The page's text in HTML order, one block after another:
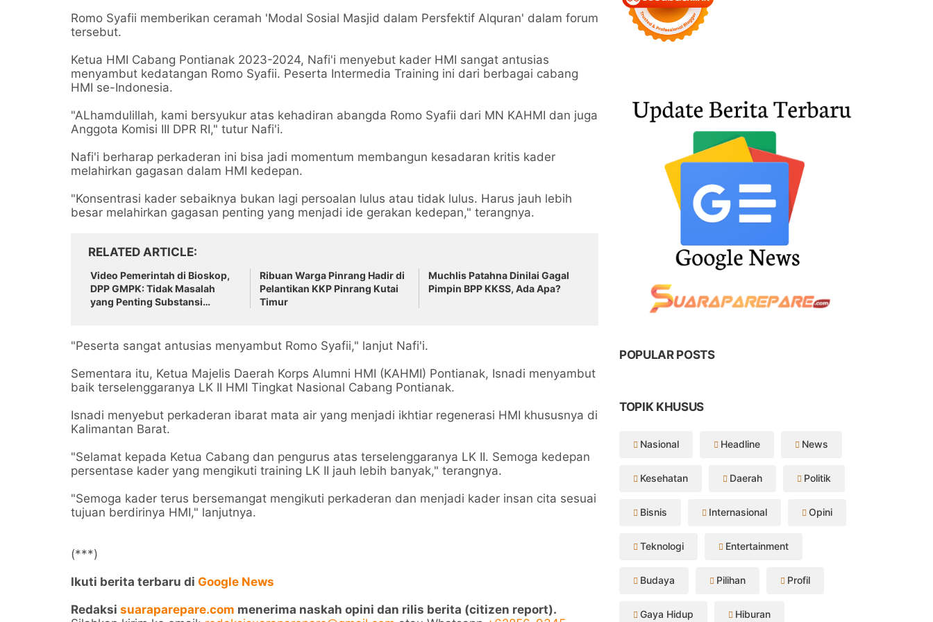
Romo Syafii memberikan ceramah 'Modal Sosial Masjid dalam Persfektif Alquran' dalam forum
tersebut.
Ketua HMI Cabang Pontianak 2023-2024, Nafi'i menyebut kader HMI sangat antusias
menyambut kedatangan Romo Syafii. Peserta Intermedia Training ini dari berbagai cabang
HMI se-Indonesia.
"ALhamdulillah, kami bersyukur atas kehadiran abangda Romo Syafii dari MN KAHMI dan juga
Anggota Komisi III DPR RI," tutur Nafi'i.
Nafi'i berharap perkaderan ini bisa jadi momentum membangun kesadaran kritis kader
melahirkan gagasan dalam HMI kedepan.
"Konsentrasi kader sebaiknya bukan lagi persoalan lulus atau tidak lulus. Harus jauh lebih
besar melahirkan gagasan penting yang menjadi ide gerakan kedepan," terangnya.
RELATED ARTICLE
Video Pemerintah di Bioskop,
DPP GMPK: Tidak Masalah
yang Penting Substansi
Ribuan Warga Pinrang Hadir di
Pelantikan KKP Pinrang Kutai
Timur
Muchlis Patahna Dinilai Gagal
Pimpin BPP KKSS, Ada Apa?
"Peserta sangat antusias menyambut Romo Syafii," lanjut Nafi'i.
Sementara itu, Ketua Majelis Daerah Korps Alumni HMI (KAHMI) Pontianak, Isnadi menyambut
baik terselenggaranya LK II HMI Tingkat Nasional Cabang Pontianak.
Isnadi menyebut perkaderan ibarat mata air yang menjadi ikhtiar regenerasi HMI khususnya di
Kalimantan Barat.
"Selamat kepada Ketua Cabang dan pengurus atas terselenggaranya LK II. Semoga kedepan
persentase kader yang mengikuti training LK II jauh lebih banyak," terangnya.
"Semoga kader terus bersemangat mengikuti perkaderan dan menjadi kader insan cita sesuai
tujuan berdirinya HMI," lanjutnya.
(***)
Ikuti berita terbaru di Google News
Redaksi suaraparepare.com menerima naskah opini dan rilis berita (citizen report).
POPULAR POSTS
TOPIK KHUSUS
Nasional Headline News
Kesehatan Daerah Politik
Bisnis Internasional Opini
Teknologi Entertainment
Budaya Pilihan Profil
Gaya Hidup Hiburan